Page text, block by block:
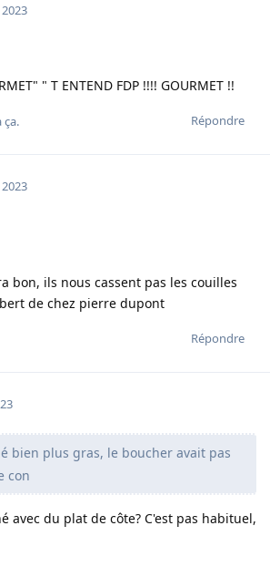
" T ENTEND FDP !!!! GOURMET !!
Répondre
ça.
bon, ils nous cassent pas les couilles
de chez pierre dupont
Répondre
bien plus gras, le boucher avait pas
con
avec du plat de côte? C'est pas habituel,